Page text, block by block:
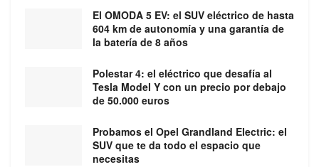
El OMODA 5 EV: el SUV eléctrico de hasta
604 km de autonomía y una garantía de
la batería de 8 años
Polestar 4: el eléctrico que desafía al
Tesla Model Y con un precio por debajo
de 50.000 euros
Probamos el Opel Grandland Electric: el
SUV que te da todo el espacio que
necesitas